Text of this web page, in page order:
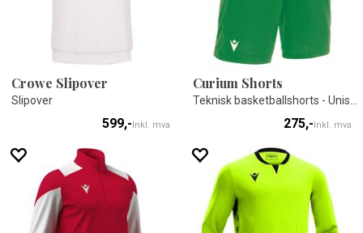
Crowe Slipover
Slipover
599,-Inkl. mva
Curium Shorts
275,-Inkl. mva